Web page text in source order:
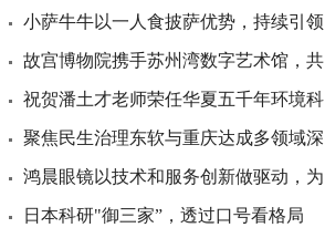
小萨牛牛以一人食披萨优势，持续引领
故宫博物院携手苏州湾数字艺术馆，共
祝贺潘土才老师荣任华夏五千年环境科
聚焦民生治理东软与重庆达成多领域深
鸿晨眼镜以技术和服务创新做驱动，为
日本科研"御三家”，透过口号看格局